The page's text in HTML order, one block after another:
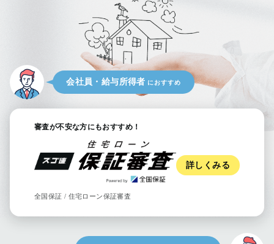
会社員 ・ 給与所得者 におすすめ
審査が不安な方にもおすすめ！
詳しくみる
全国保証 / 住宅ローン保証審査